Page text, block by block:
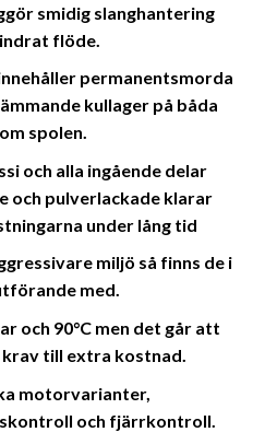
smidig slanghantering
flöde.
permanentsmorda
kullager på båda
spolen.
och alla ingående delar
och pulverlackade klarar
under lång tid
miljö så finns de i
med.
och 90°C men det går att
till extra kostnad.
motorvarianter,
och fjärrkontroll.